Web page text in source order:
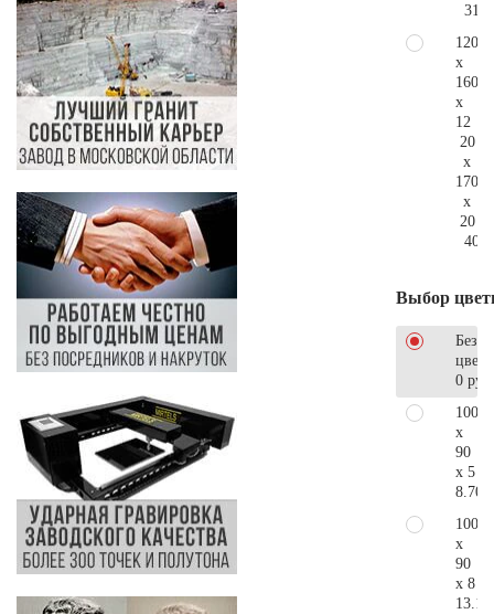
120
x
160
x
12
20
x
170
x
20
Выбор
Без
0 руб.
100
x
90
x 5
100
x
90
x 8